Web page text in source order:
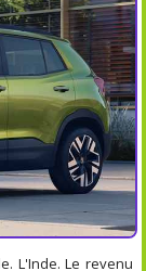
L'Inde. Le revenu